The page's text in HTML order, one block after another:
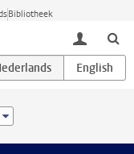
Bibliotheek
toggle